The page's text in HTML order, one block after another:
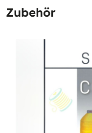
Zubehör